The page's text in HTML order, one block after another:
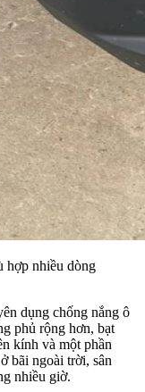
hợp nhiều dòng
dụng chống nắng ô
phủ rộng hơn, bạt
kính và một phần
bãi ngoài trời, sân
nhiều giờ.